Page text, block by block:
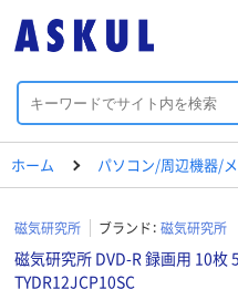
ホーム パソコン/周辺機器/
磁気研究所 ブランド： 磁気研究所
磁気研究所 DVD-R 録画用 10
TYDR12JCP10SC